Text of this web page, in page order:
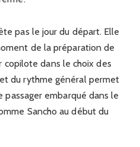
pas le jour du départ. Elle
de la préparation de
copilote dans le choix des
du rythme général permet
passager embarqué dans le
Sancho au début du